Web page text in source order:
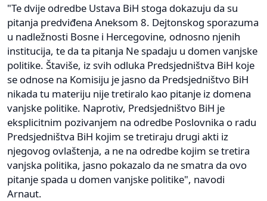
"Te dvije odredbe Ustava BiH stoga dokazuju da su
pitanja predviđena Aneksom 8. Dejtonskog sporazuma
u nadležnosti Bosne i Hercegovine, odnosno njenih
institucija, te da ta pitanja Ne spadaju u domen vanjske
politike. Štaviše, iz svih odluka Predsjedništva BiH koje
se odnose na Komisiju je jasno da Predsjedništvo BiH
nikada tu materiju nije tretiralo kao pitanje iz domena
vanjske politike. Naprotiv, Predsjedništvo BiH je
eksplicitnim pozivanjem na odredbe Poslovnika o radu
Predsjedništva BiH kojim se tretiraju drugi akti iz
njegovog ovlaštenja, a ne na odredbe kojim se tretira
vanjska politika, jasno pokazalo da ne smatra da ovo
pitanje spada u domen vanjske politike", navodi
Arnaut.